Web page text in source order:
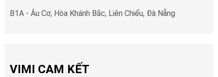
B1A - Âu Cơ, Hòa Khánh Bắc, Liên Chiểu, Đà Nẵng
VIMI CAM KẾT